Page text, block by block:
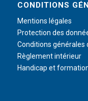
CONDITIONS
Mentions légales
Protection des
Conditions générales
Règlement intérieur
Handicap et